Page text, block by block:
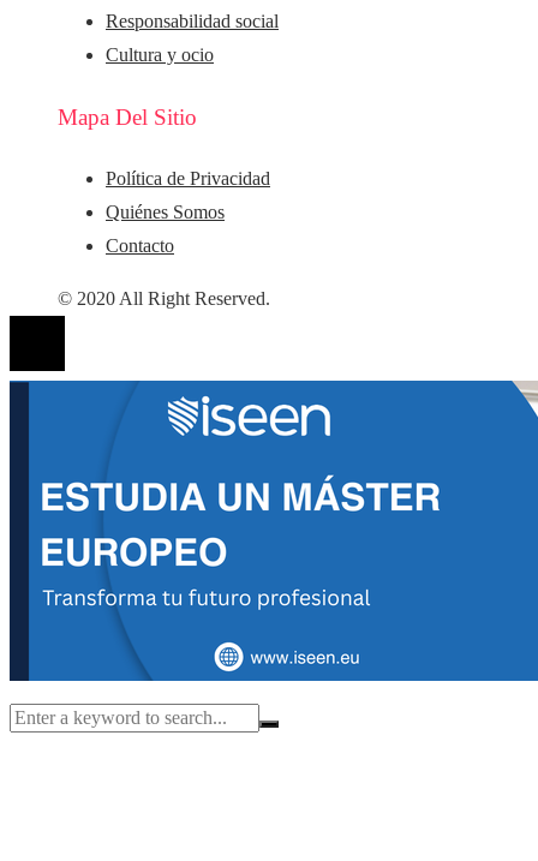
Responsabilidad social
Cultura y ocio
Mapa Del Sitio
Política de Privacidad
Quiénes Somos
Contacto
© 2020 All Right Reserved.